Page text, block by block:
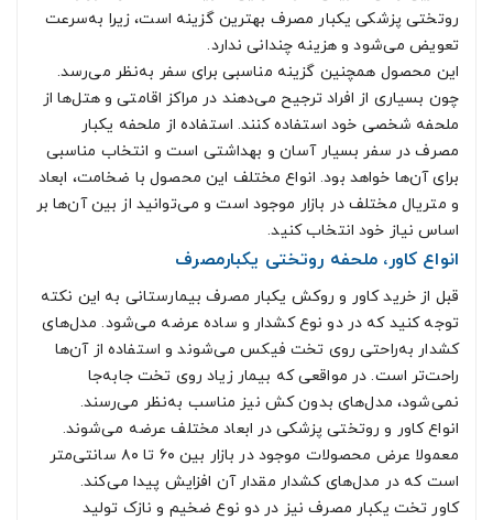
روتختی پزشکی یکبار مصرف بهترین گزینه است، زیرا به‌سرعت
تعویض می‌شود و هزینه چندانی ندارد.
این محصول همچنین گزینه مناسبی برای سفر به‌نظر می‌رسد.
چون بسیاری از افراد ترجیح می‌دهند در مراکز اقامتی و هتل‌ها از
ملحفه شخصی خود استفاده کنند. استفاده از ملحفه یکبار
مصرف در سفر بسیار آسان و بهداشتی است و انتخاب مناسبی
برای آن‌ها خواهد بود. انواع مختلف این محصول با ضخامت، ابعاد
و متریال مختلف در بازار موجود است و می‌توانید از بین آن‌ها بر
اساس نیاز خود انتخاب کنید.
انواع کاور، ملحفه روتختی یکبارمصرف
قبل از خرید کاور و روکش یکبار مصرف بیمارستانی به این نکته
توجه کنید که در دو نوع کشدار و ساده عرضه می‌شود. مدل‌های
کشدار به‌راحتی روی تخت فیکس می‌شوند و استفاده از آن‌ها
راحت‌تر است.‌ در مواقعی که بیمار زیاد روی تخت جابه‌جا
نمی‌شود، مدل‌های بدون کش نیز مناسب به‌نظر می‌رسند.
انواع کاور و روتختی پزشکی در ابعاد مختلف عرضه می‌شوند.
معمولا عرض محصولات موجود در بازار بین ۶۰ تا ۸۰ سانتی‌متر
است که در مدل‌های کشدار مقدار آن افزایش پیدا می‌کند.
کاور تخت یکبار مصرف نیز در دو نوع ضخیم و نازک تولید